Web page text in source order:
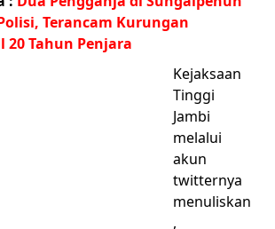
Terancam Kurungan
20 Tahun Penjara
Kejaksaan
Tinggi
Jambi
melalui
akun
twitternya
menuliskan
,